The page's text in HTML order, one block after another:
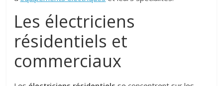
Les électriciens
résidentiels et
commerciaux